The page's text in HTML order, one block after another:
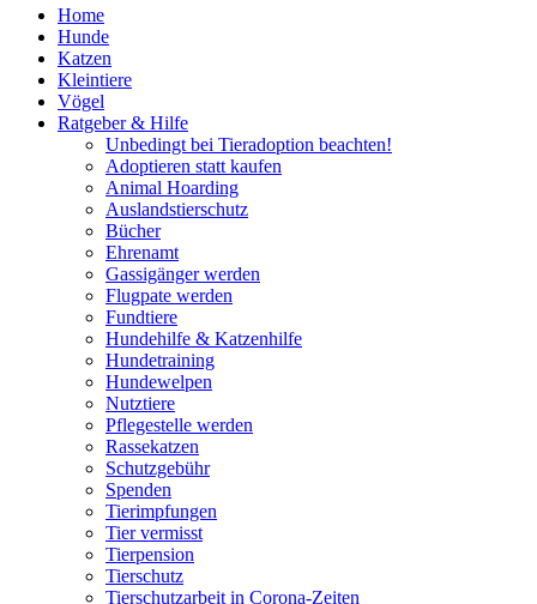
Home
Hunde
Katzen
Kleintiere
Vögel
Ratgeber & Hilfe
Unbedingt bei Tieradoption beachten!
Adoptieren statt kaufen
Animal Hoarding
Auslandstierschutz
Bücher
Ehrenamt
Gassigänger werden
Flugpate werden
Fundtiere
Hundehilfe & Katzenhilfe
Hundetraining
Hundewelpen
Nutztiere
Pflegestelle werden
Rassekatzen
Schutzgebühr
Spenden
Tierimpfungen
Tier vermisst
Tierpension
Tierschutz
Tierschutzarbeit in Corona-Zeiten